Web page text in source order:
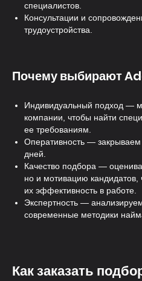
специалистов.
Консультации и
трудоустройства.
Почему выбирают
Индивидуальный подход —
компании, чтобы найти
ее требованиям.
Оперативность —
дней.
Качество подбора —
но и мотивацию кандидатов,
их эффективность в работе.
Экспертность —
современные методики
Как заказать